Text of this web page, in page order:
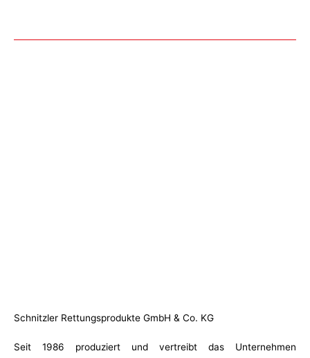
Schnitzler Rettungsprodukte GmbH & Co. KG
Seit 1986 produziert und vertreibt das Unternehmen